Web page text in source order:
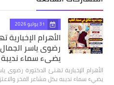
31 يوليو 2026
الأهرام
رضوى ياسر
يضيء سماء نديبة
الأهرام الإخبارية تهنئ الدكتورة رضوى
يضيء سماء نديبه بكل مشاعر الفخر